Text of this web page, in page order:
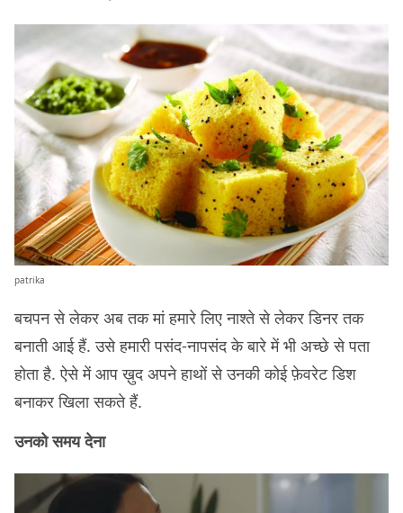
patrika
बचपन से लेकर अब तक मां हमारे लिए नाश्ते से लेकर डिनर तक
बनाती आई हैं. उसे हमारी पसंद-नापसंद के बारे में भी अच्छे से पता
होता है. ऐसे में आप ख़ुद अपने हाथों से उनकी कोई फ़ेवरेट डिश
बनाकर खिला सकते हैं.
उनको समय देना